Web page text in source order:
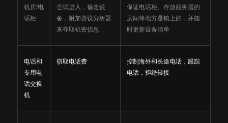
机房/电
话柜
尝试进入，偷走设
备，附加协议分析器
来夺取机密信息
保证电话柜、存放服务器的
房间等地方是锁上的，并随
时更新设备清单
电话和
专用电
话交换
机
窃取电话费
控制海外和长途电话，跟踪
电话，拒绝转接